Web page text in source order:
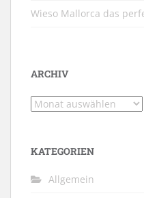
Wieso Mallorca das
ARCHIV
Archiv
KATEGORIEN
Allgemein